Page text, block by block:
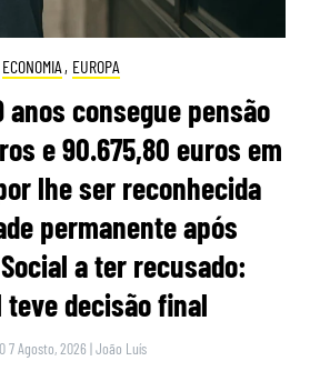
ECONOMIA , EUROPA
anos consegue pensão
e 90.675,80 euros em
lhe ser reconhecida
permanente após
a ter recusado:
decisão final
7 Agosto, 2026 |João Luís